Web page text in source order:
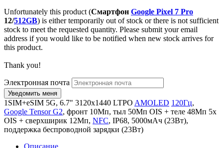
Unfortunately this product (Смартфон Google Pixel 7 Pro
12/512GB) is either temporarily out of stock or there is not sufficient
stock to meet the requested quantity. Please submit your email
address if you would like to be notified when new stock arrives for
this product.
Thank you!
Электронная почта
1SIM+eSIM 5G, 6.7" 3120х1440 LTPO AMOLED 120Гц,
Google Tensor G2, фронт 10Мп, тыл 50Мп OIS + теле 48Мп 5x
OIS + сверхширик 12Мп, NFC, IP68, 5000мАч (23Вт),
поддержка беспроводной зарядки (23Вт)
Описание